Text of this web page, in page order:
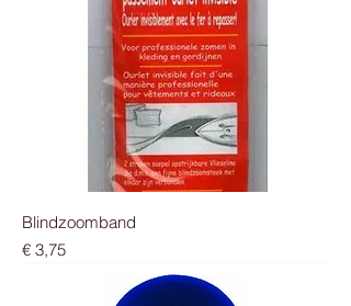
Blindzoomband
Prijs
€ 3,75